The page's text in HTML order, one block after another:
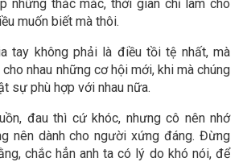
những thắc mắc, thời gian chỉ làm cho
muốn biết mà thôi.
tay không phải là điều tồi tệ nhất, mà
nhau những cơ hội mới, khi mà chúng
sự phù hợp với nhau nữa.
đau thì cứ khóc, nhưng cô nên nhớ
nên dành cho người xứng đáng. Đừng
chắc hẳn anh ta có lý do khó nói, để